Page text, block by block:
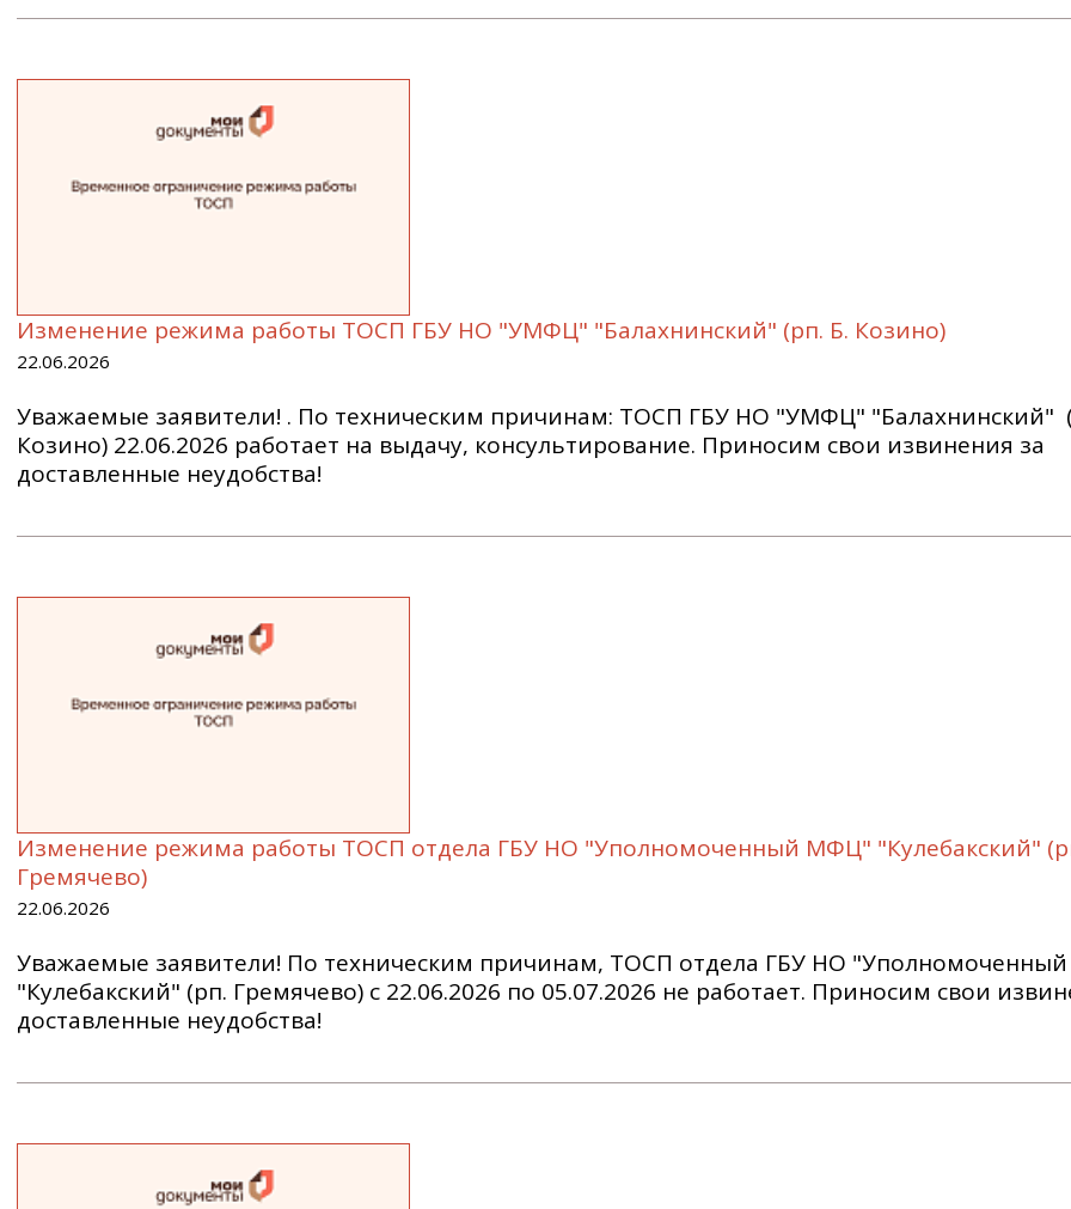
Изменение режима работы ТОСП ГБУ НО "УМФЦ" "Балахнинский" (рп. Б. Козино)
22.06.2026
Уважаемые заявители! . По техническим причинам: ТОСП ГБУ НО "УМФЦ" "Балахнинский"
Козино) 22.06.2026 работает на выдачу, консультирование. Приносим свои извинения за
доставленные неудобства!
Изменение режима работы ТОСП отдела ГБУ НО "Уполномоченный МФЦ" "Кулебакский"
Гремячево)
22.06.2026
Уважаемые заявители! По техническим причинам, ТОСП отдела ГБУ НО
"Кулебакский" (рп. Гремячево) с 22.06.2026 по 05.07.2026 не работает. Приносим свои
доставленные неудобства!